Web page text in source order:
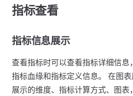
指标查看
指标信息展示
查看指标时可以查看指标详细信息
指标血缘和指标定义信息。 在图
展示的维度、指标计算方式、图